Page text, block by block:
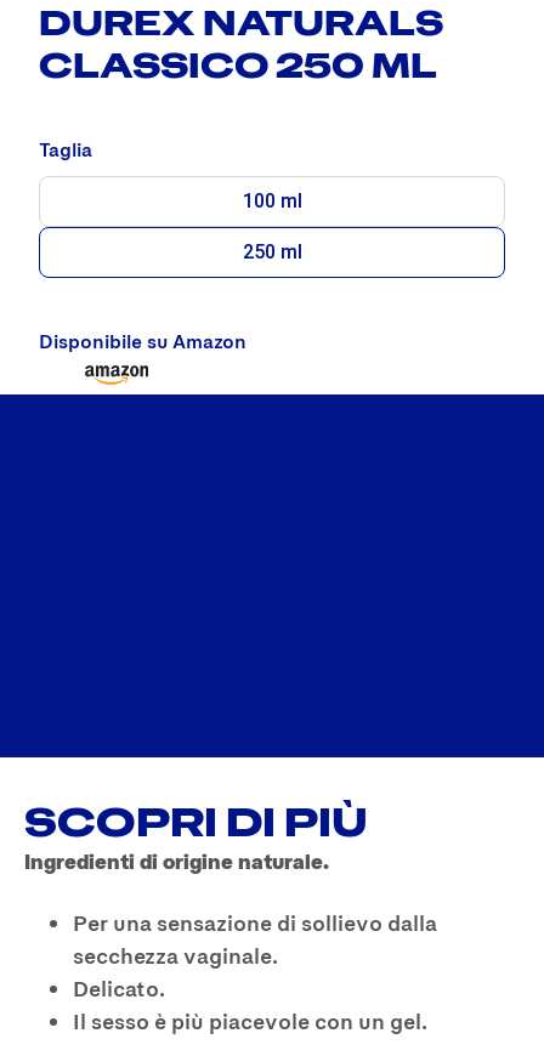
DUREX NATURALS
CLASSICO 250 ML
Taglia
100 ml
250 ml
Disponibile su Amazon
SCOPRI DI PIÙ
Ingredienti di origine naturale.
Per una sensazione di sollievo dalla
secchezza vaginale.
Delicato.
Il sesso è più piacevole con un gel.